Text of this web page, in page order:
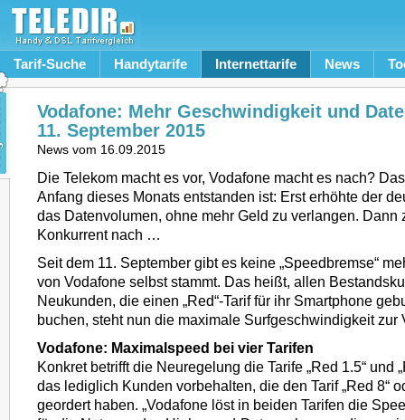
Tarif-Suche Handytarife Internettarife News
Vodafone: Mehr Geschwindigkeit und
11. September 2015
News vom 16.09.2015
Die Telekom macht es vor, Vodafone macht es nach?
Anfang dieses Monats entstanden ist: Erst erhöhte der
das Datenvolumen, ohne mehr Geld zu verlangen. Dann
Konkurrent nach …
Seit dem 11. September gibt es keine „Speedbremse“
von Vodafone selbst stammt. Das heißt, allen
Neukunden, die einen „Red“-Tarif für ihr Smartphone
buchen, steht nun die maximale Surfgeschwindigkeit zur
Vodafone: Maximalspeed bei vier Tarifen
Konkret betrifft die Neuregelung die Tarife „Red 1.5“ und
das lediglich Kunden vorbehalten, die den Tarif „Red 8“
geordert haben. „Vodafone löst in beiden Tarifen die